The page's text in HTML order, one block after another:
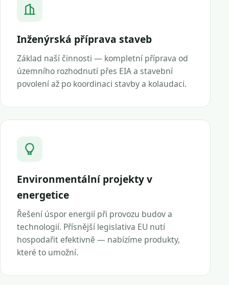
Inženýrská příprava staveb
Základ naší činnosti — kompletní příprava od
územního rozhodnutí přes EIA a stavební
povolení až po koordinaci stavby a kolaudaci.
Environmentální projekty v
energetice
Řešení úspor energií při provozu budov a
technologií. Přísnější legislativa EU nutí
hospodařit efektivně — nabízíme produkty,
které to umožní.